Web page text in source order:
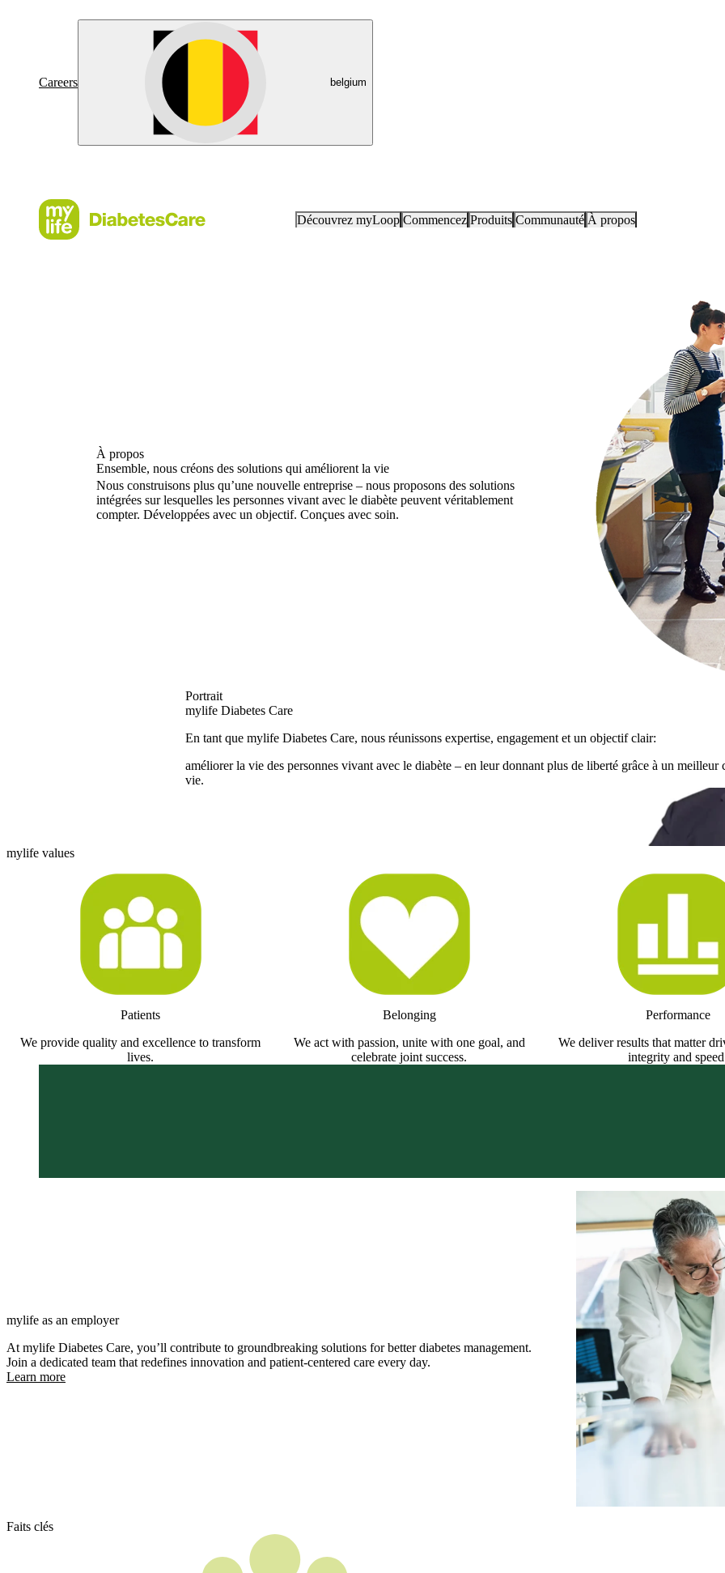
Careers belgium
Découvrez myLoop Commencez Produits Communauté À propos
À propos
Ensemble, nous créons des solutions qui améliorent la vie
Nous construisons plus qu’une nouvelle entreprise – nous proposons des solutions
intégrées sur lesquelles les personnes vivant avec le diabète peuvent véritablement
compter. Développées avec un objectif. Conçues avec soin.
Portrait
mylife Diabetes Care
En tant que mylife Diabetes Care, nous réunissons expertise, engagement et un objectif clair:
améliorer la vie des personnes vivant avec le diabète – en leur donnant plus de liberté grâce à un meilleur
vie.
mylife values
Patients
We provide quality and excellence to transform
lives.
Belonging
We act with passion, unite with one goal, and
celebrate joint success.
Performance
We deliver results that matter
integrity and
mylife as an employer
At mylife Diabetes Care, you’ll contribute to groundbreaking solutions for better diabetes management.
Join a dedicated team that redefines innovation and patient-centered care every day.
Learn more
Faits clés